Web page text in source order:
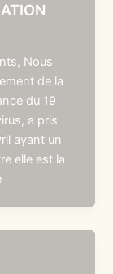
Nous
de la
du 19
a pris
ayant un
elle est la